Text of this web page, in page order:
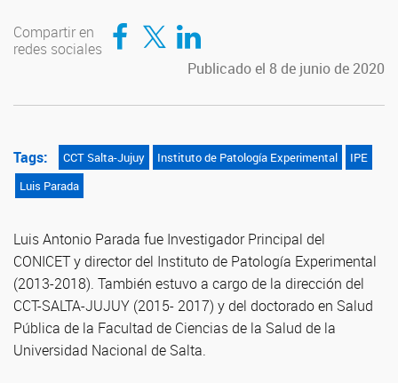
Compartir en
redes sociales
Compartir en Facebook
Compartir en TwitterCompartir en LinkedIn
Publicado el 8 de junio de 2020
Tags: CCT Salta-Jujuy Instituto de Patología Experimental
IPE
Luis Parada
Luis Antonio Parada fue Investigador Principal del
CONICET y director del Instituto de Patología Experimental
(2013-2018). También estuvo a cargo de la dirección del
CCT-SALTA-JUJUY (2015- 2017) y del doctorado en Salud
Pública de la Facultad de Ciencias de la Salud de la
Universidad Nacional de Salta.